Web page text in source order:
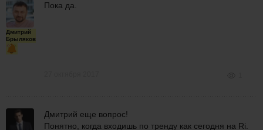
Дмитрий
Брыляков
Пока да.
Дмитрий еще вопрос!
Понятно, когда входишь по тренду как сегодня на Ri.